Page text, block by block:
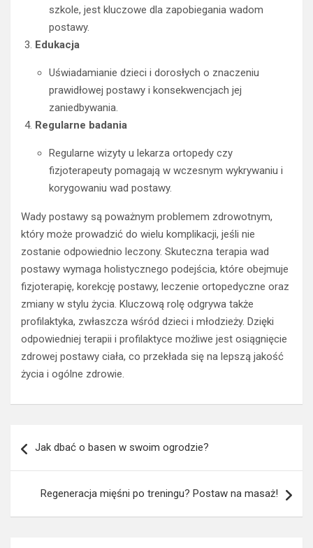
szkole, jest kluczowe dla zapobiegania wadom
postawy.
Edukacja
Uświadamianie dzieci i dorosłych o znaczeniu
prawidłowej postawy i konsekwencjach jej
zaniedbywania.
Regularne badania
Regularne wizyty u lekarza ortopedy czy
fizjoterapeuty pomagają w wczesnym wykrywaniu i
korygowaniu wad postawy.
Wady postawy są poważnym problemem zdrowotnym,
który może prowadzić do wielu komplikacji, jeśli nie
zostanie odpowiednio leczony. Skuteczna terapia wad
postawy wymaga holistycznego podejścia, które obejmuje
fizjoterapię, korekcję postawy, leczenie ortopedyczne oraz
zmiany w stylu życia. Kluczową rolę odgrywa także
profilaktyka, zwłaszcza wśród dzieci i młodzieży. Dzięki
odpowiedniej terapii i profilaktyce możliwe jest osiągnięcie
zdrowej postawy ciała, co przekłada się na lepszą jakość
życia i ogólne zdrowie.
wpisu
Jak dbać o basen w swoim ogrodzie?
Regeneracja mięśni po treningu? Postaw na masaż!